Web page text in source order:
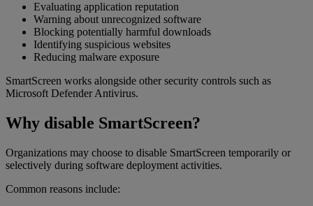
Evaluating application reputation
Warning about unrecognized software
Blocking potentially harmful downloads
Identifying suspicious websites
Reducing malware exposure
SmartScreen works alongside other security controls such as
Microsoft Defender Antivirus.
Why disable SmartScreen?
Organizations may choose to disable SmartScreen temporarily or
selectively during software deployment activities.
Common reasons include: